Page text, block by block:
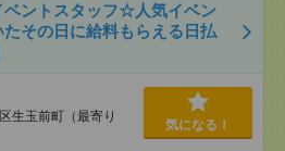
ベントスタッフ☆人気イベン
たその日に給料もらえる日払
生玉前町（最寄り
気になる！